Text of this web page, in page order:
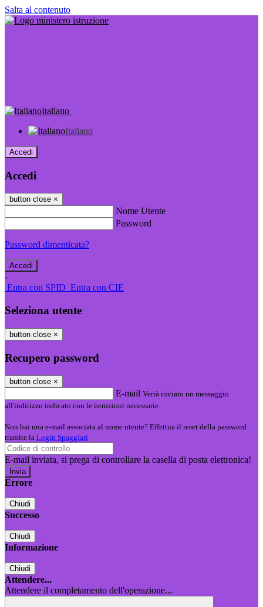
Salta al contenuto
Italiano
Italiano
Accedi
Accedi
button close ×
Nome Utente
Password
Password dimenticata?
-
Entra con SPID Entra con CIE
Seleziona utente
button close ×
Recupero password
button close ×
E-mail Verrà inviato un messaggio
all'indirizzo indicato con le istruzioni necessarie.
Non hai una e-mail associata al nome utente? Effettua il reset della password
tramite la Login Spaggiari
E-mail inviata, si prega di controllare la casella di posta elettronica!
Errore
Chiudi
Successo
Chiudi
Informazione
Chiudi
Attendere...
Attendere il completamento dell'operazione...